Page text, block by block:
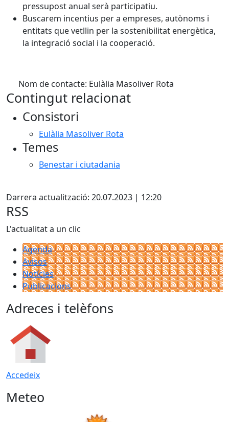
pressupost anual serà participatiu.
Buscarem incentius per a empreses, autònoms i
entitats que vetllin per la sostenibilitat energètica,
la integració social i la cooperació.
Nom de contacte: Eulàlia Masoliver Rota
Contingut relacionat
Consistori
Eulàlia Masoliver Rota
Temes
Benestar i ciutadania
Darrera actualització: 20.07.2023 | 12:20
RSS
L'actualitat a un clic
Agenda
Avisos
Notícies
Publicacions
Adreces i telèfons
Accedeix
Meteo